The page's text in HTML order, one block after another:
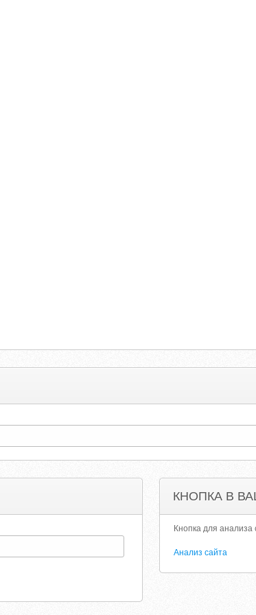
КНОПКА В
Кнопка для анализа
Анализ сайта